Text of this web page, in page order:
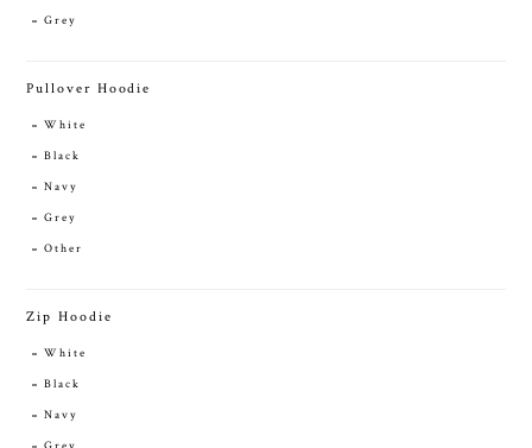
Grey
Pullover Hoodie
White
Black
Navy
Grey
Other
Zip Hoodie
White
Black
Navy